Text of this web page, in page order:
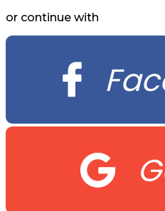
or continue with